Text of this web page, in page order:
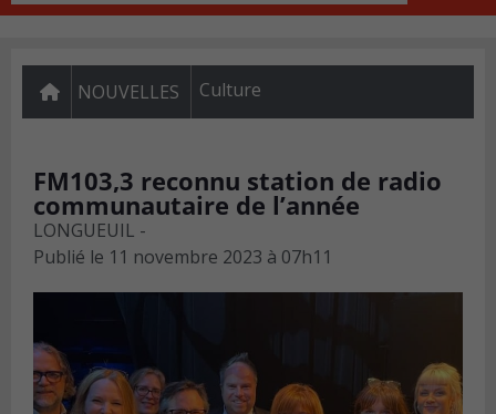
NOUVELLES Culture
FM103,3 reconnu station de radio
communautaire de l’année
LONGUEUIL -
Publié le 11 novembre 2023 à 07h11